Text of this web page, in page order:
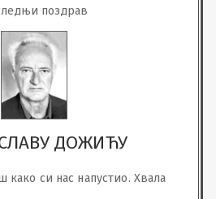
поздрав
ДОЖИЋУ
си нас напустио. Хвала